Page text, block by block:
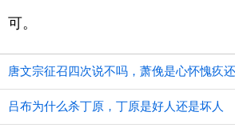
可。
唐文宗征召四次说不吗，萧俛是心怀愧疚
吕布为什么杀丁原，丁原是好人还是坏人